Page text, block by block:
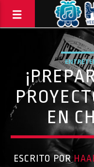
EN
ESCRITO POR